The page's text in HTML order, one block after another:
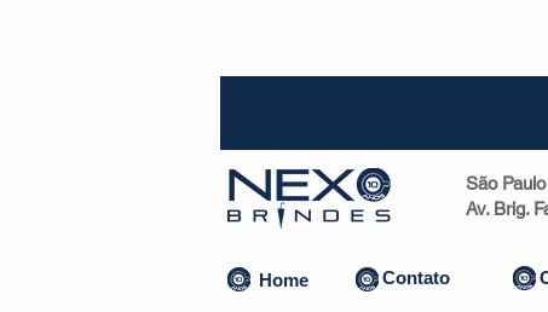
São
Av. Brig.
Home Contato